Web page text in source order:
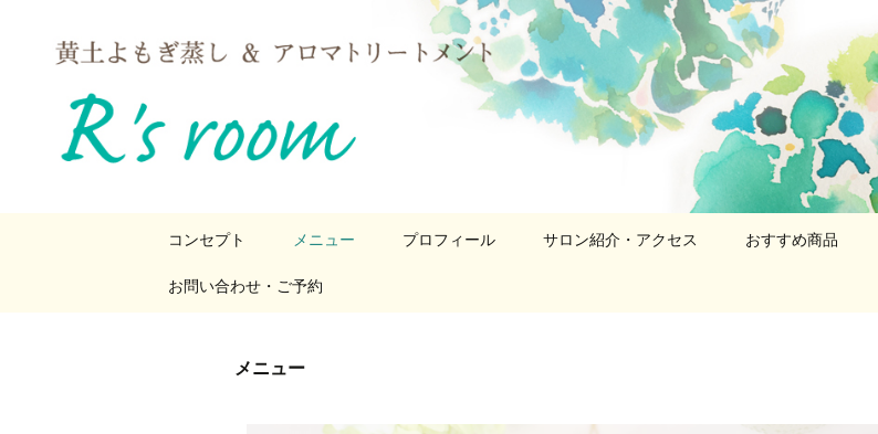
R's room（アールズルーム）
埼玉県狭山ヶ丘アロマヒーリングサロン・黄土ヨモギ蒸し・美姿勢調整
コンセプト メニュー プロフィール サロン紹介・アクセス おすすめ商品
お問い合わせ・ご予約
メニュー